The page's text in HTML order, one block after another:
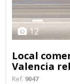
12
Local
Valencia
Ref. 9047